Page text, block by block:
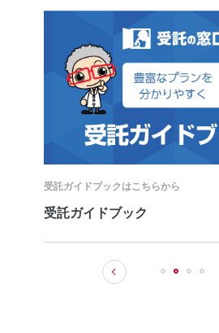
理学療法士がオーダーメイドのプログラ
元氣ジム